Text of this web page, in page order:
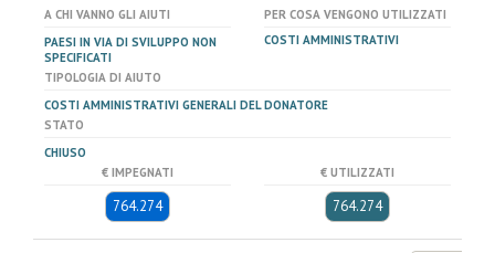
A CHI VANNO GLI AIUTI
PAESI IN VIA DI SVILUPPO NON
SPECIFICATI
PER COSA VENGONO UTILIZZATI
COSTI AMMINISTRATIVI
TIPOLOGIA DI AIUTO
COSTI AMMINISTRATIVI GENERALI DEL DONATORE
STATO
CHIUSO
€ IMPEGNATI
764.274
€ UTILIZZATI
764.274